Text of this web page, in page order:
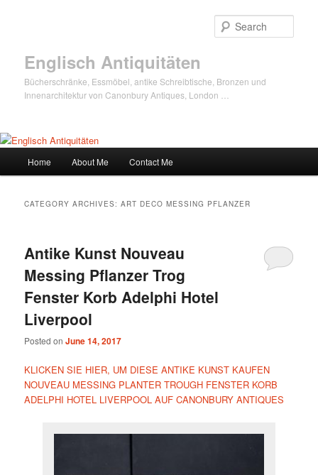
Englisch Antiquitäten
Bücherschränke, Essmöbel, antike Schreibtische, Bronzen und
Innenarchitektur von Canonbury Antiques, London …
Skip
content
Skip
content
Home About Me Contact Me
CATEGORY ARCHIVES:ART DECO MESSING PFLANZER
Antike Kunst Nouveau
Messing Pflanzer Trog
Fenster Korb Adelphi Hotel
Liverpool
Posted onJune 14, 2017
KLICKEN SIE HIER, UM DIESE ANTIKE KUNST KAUFEN
NOUVEAU MESSING PLANTER TROUGH FENSTER KORB
ADELPHI HOTEL LIVERPOOL AUF CANONBURY ANTIQUES